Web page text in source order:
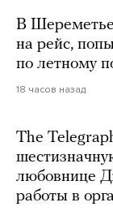
В
на рейс,
по летному
18 часов назад
The
любовнице
работы в